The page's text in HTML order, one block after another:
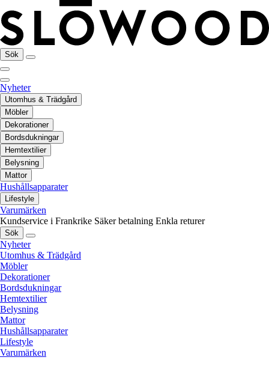
Sök
Nyheter
Utomhus & Trädgård
Möbler
Dekorationer
Bordsdukningar
Hemtextilier
Belysning
Mattor
Hushållsapparater
Lifestyle
Varumärken
Kundservice i Frankrike Säker betalning Enkla returer
Sök
Nyheter
Utomhus & Trädgård
Möbler
Dekorationer
Bordsdukningar
Hemtextilier
Belysning
Mattor
Hushållsapparater
Lifestyle
Varumärken